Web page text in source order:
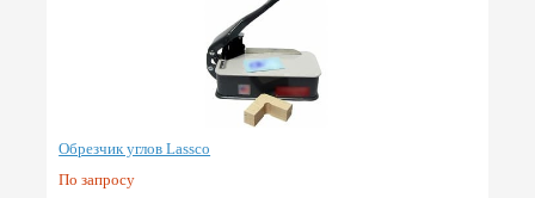
Обрезчик углов Lassco
По запросу